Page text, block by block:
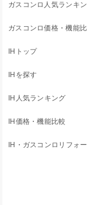
ガスコンロ人気ランキ
ガスコンロ価格・機能
IHトップ
IHを探す
IH人気ランキング
IH価格・機能比較
IH・ガスコンロリフォ